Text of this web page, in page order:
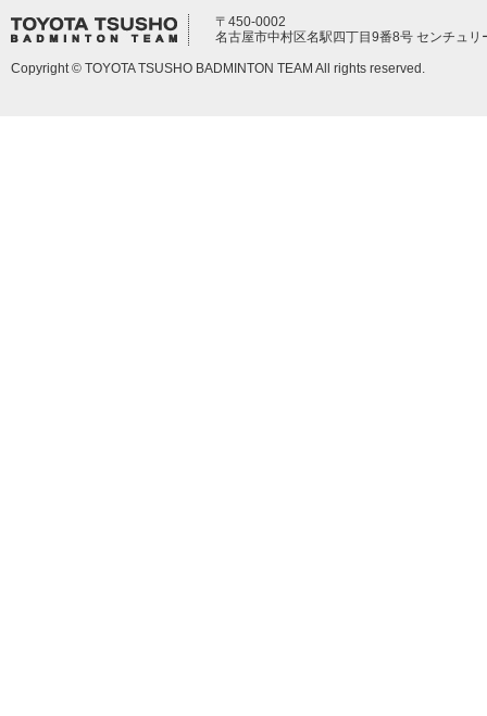
〒450-0002
名古屋市中村区名駅四丁目9番8号 センチュリ
Copyright © TOYOTA TSUSHO BADMINTON TEAM All rights reserved.